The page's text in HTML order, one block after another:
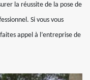
la réussite de la pose de
Si vous vous
appel à l’entreprise de